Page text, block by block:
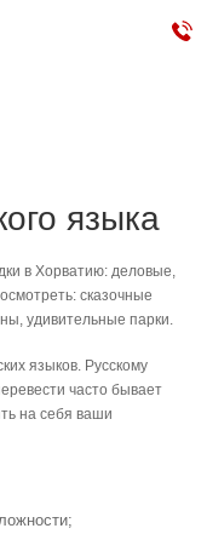
языка
в Хорватию: деловые,
сказочные
удивительные парки.
языков. Русскому
часто бывает
на себя ваши